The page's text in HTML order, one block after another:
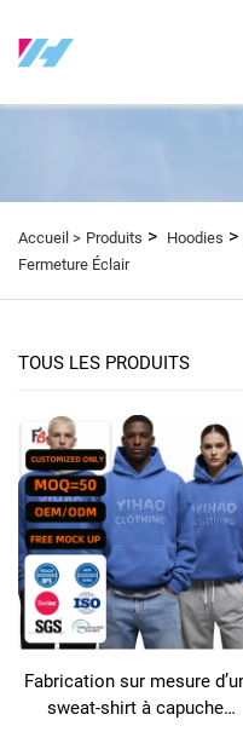
Accueil > Produits > Hoodies >
Fermeture Éclair
TOUS LES PRODUITS
Fabrication sur mesure
sweat-shirt à capuche